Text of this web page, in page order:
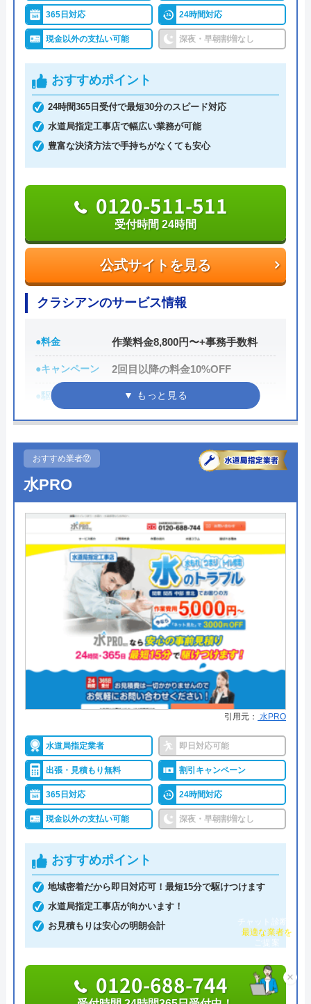
していただきました。 電話をして2時間後に
は来てくださって助かりました。 事前に費
用もお伝えしてくださって安心です！ 暑い
中、作業して頂き、ありがとうございまし
た。
Googleクチコミを見る
も可能です。問い合わせから最短30分で訪問してく
れて、経験豊富な作業スタッフが「安全・安心・親
身に」をモットーに、迅速・丁寧なサービスで、ト
イレトラブルを解決してくれます。
料金は、トイレの水漏れやつまりなどの簡単作業な
ら5,500円～。安心の明朗会計で、出張費、見積料
金、キャンセル料無料と、余計な費用がかからない
のも魅力です。
支払い方法は、現金払い、銀行振込、PayPay、各種
クレジットカード決済から選べます。Web限定の割
引サービスも行っているため、気になる方は問い合
わせ前に公式HPへアクセスしてみましょう。
公式サイトを見る
0120-960-358
トイレ専門修理屋さんの基本情報
運営会社 エバーリンクス株式会社
創業・設立 2009年10月設立
本社所在地
〒231-0058
神奈川県横浜市中区弥生町2-17ストー
クタワー大通り公園Ⅰ-2F
対応エリア 宇和島市周辺
トイレ専門修理屋さんのクチコミ
on
3.5（13件のクチコミ）
※クチコミの内容について
ピッピピッピ
2 か月前
口コミが遅くなってしまいましたが、大変お
世話になりました。 丁寧かつ親切でわかり
やすい説明をしてくれて安心してお任せでき
ました。衛生面で、作業前に手洗いをお願い
しても心良く受けて頂きました。またよろし
365日対応 24時間対応
現金以外の支払い可能 深夜・早朝割増なし
おすすめポイント
24時間365日受付で最短30分のスピード対応
水道局指定工事店で幅広い業務が可能
豊富な決済方法で手持ちがなくても安心
公式サイトを見る
0120-511-511
受付時間 24時間
クラシアンのサービス情報
●料金 作業料金8,800円〜+事務手数料
●キャンペーン 2回目以降の料金10%OFF
●駆けつけ時間 最短30分
●受付時間 24時間
●定休日
●出張見積もり
がございます
●支払い方法
現金、クレジットカード、コンビ
ニ決済、QRコード決済、ショッピ
ングローン、デビットカード決
済、銀行決済
●累計実績
依頼件数194万件以上（2023年累
計）
●保証・保険 ―
詳細は公式HPでご確認ください
クラシアンはTVCMを放送しており、その知名度の
高さは信頼できるポイントです。業界問わず多くの
企業も利用しており、そういった点でも間違いなく
悪質な業者ではありません。
作業にかかる金額自体は他の業者とそれほど変わら
ず、残念ながら割引等もありませんが、2回目以降
は10%OFFで修理·交換を行ってくれます。作業内
容・費用を説明し、承諾のサインをもらってから作
業に入るので安心です。作業料金とは別に事務手数
料として諸経費がかかるので、費用をしっかりと確
認してから承諾のサインをしましょう。
おすすめ業者⑫
水PRO
引用元： 水PRO
水道局指定業者 即日対応可能
出張・見積もり無料 割引キャンペーン
365日対応 24時間対応
現金以外の支払い可能 深夜・早朝割増なし
おすすめポイント
地域密着だから即日対応可！最短15分で駆けつけます
水道局指定工事店が向かいます！
お見積もりは安心の明朗会計
0120-688-744 ×
チャット診断で
最適な業者を
ご提案